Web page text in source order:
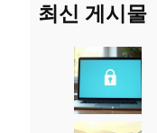
최신 게시물